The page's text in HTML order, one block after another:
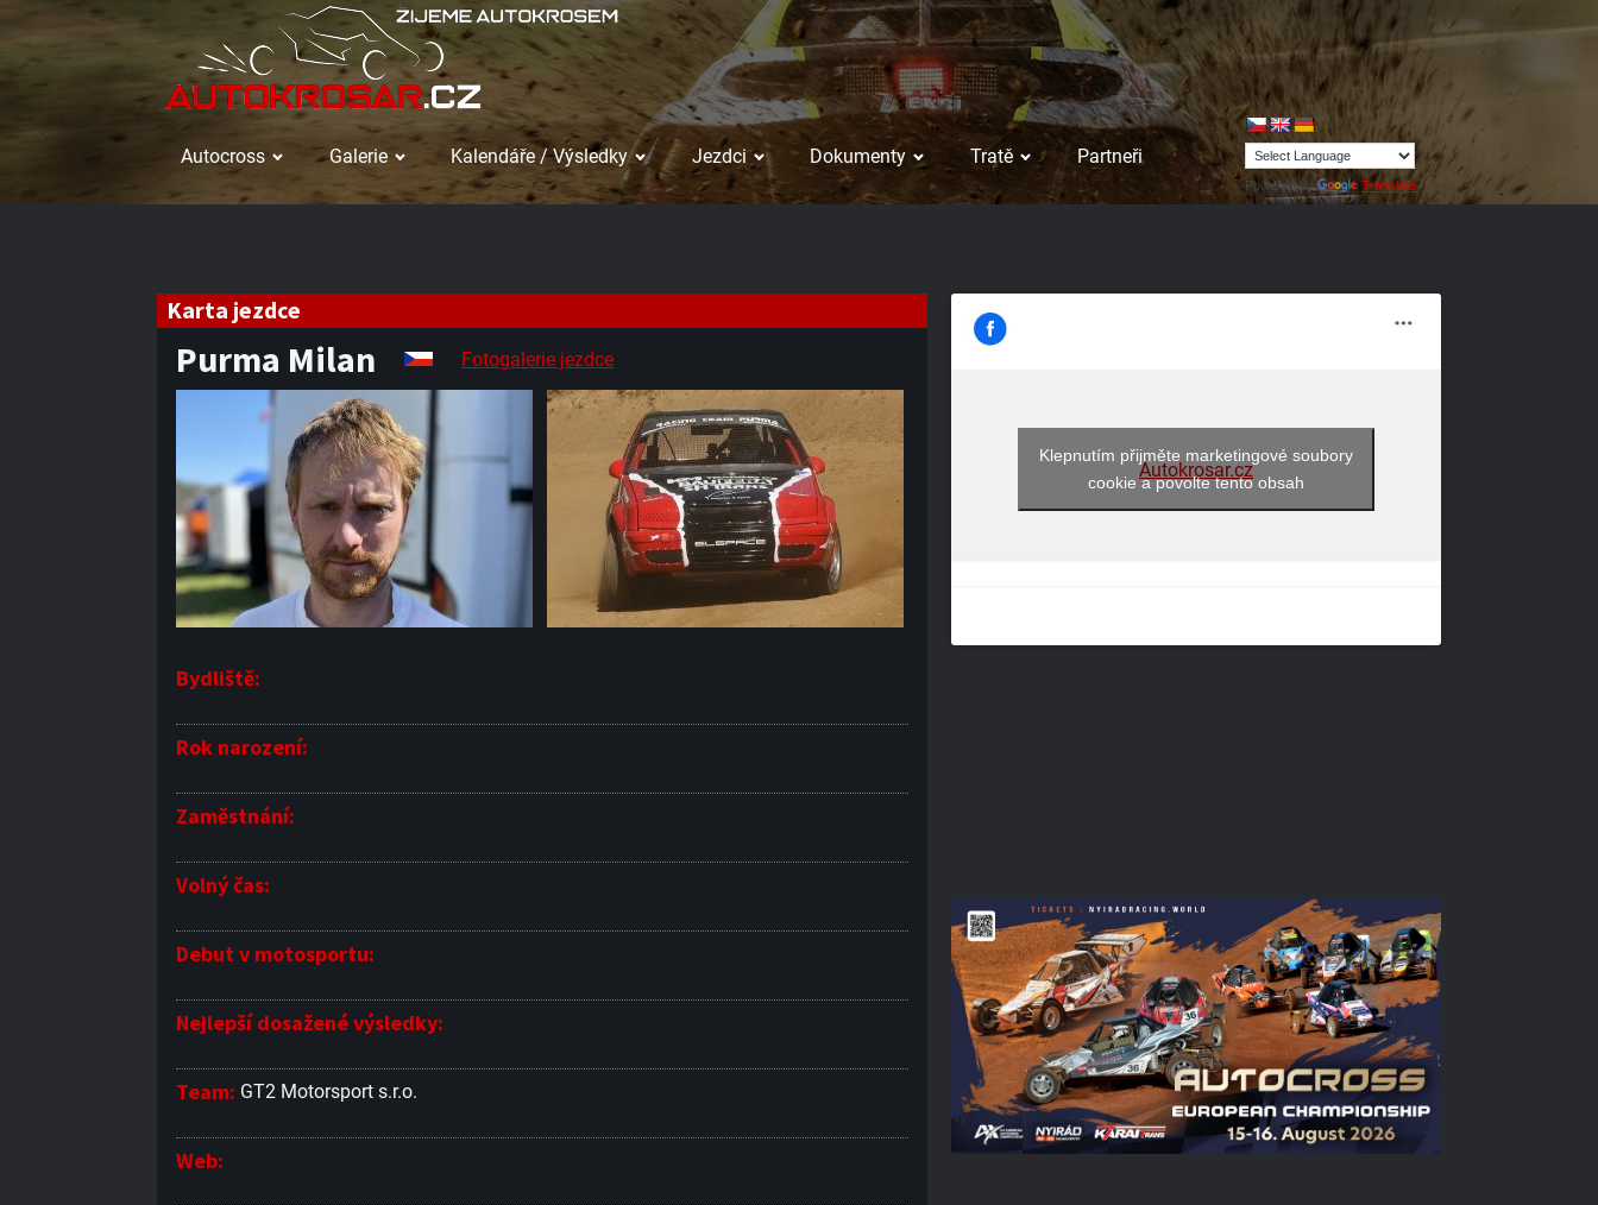
Autocross Galerie Kalendáře / Výsledky Jezdci Dokumenty Tratě Partneři
Powered by Translate
Karta jezdce
Purma Milan Fotogalerie jezdce
Bydliště:
Rok narození:
Zaměstnání:
Volný čas:
Debut v motosportu:
Nejlepší dosažené výsledky:
Team: GT2 Motorsport s.r.o.
Web:
Autokrosar.cz
Klepnutím přijměte marketingové soubory
cookie a povolte tento obsah